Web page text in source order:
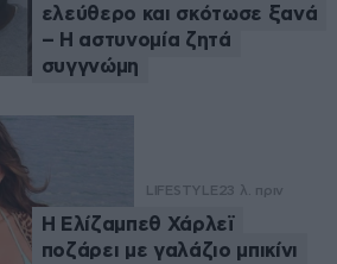
ελεύθερο και σκότωσε ξανά
– Η αστυνομία ζητά
συγγνώμη
LIFESTYLE 23 λ. πριν
Η Ελίζαμπεθ Χάρλεϊ
ποζάρει με γαλάζιο μπικίνι